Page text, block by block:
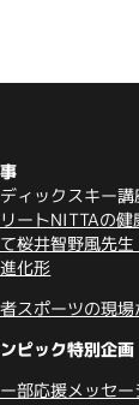
ィックスキー講
ートNITTAの
桜井智野風先
化形
スポーツの現場
ピック特別企画
部応援メッセ